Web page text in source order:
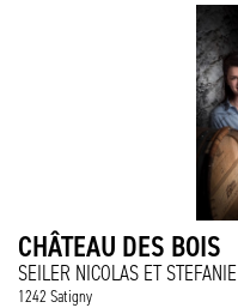
CHÂTEAU DES BOIS
SEILER NICOLAS ET STEFANIE
1242 Satigny